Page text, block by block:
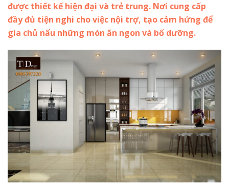
được thiết kế hiện đại và trẻ trung. Nơi cung cấp
đầy đủ tiện nghi cho việc nội trợ, tạo cảm hứng để
gia chủ nấu những món ăn ngon và bổ dưỡng.